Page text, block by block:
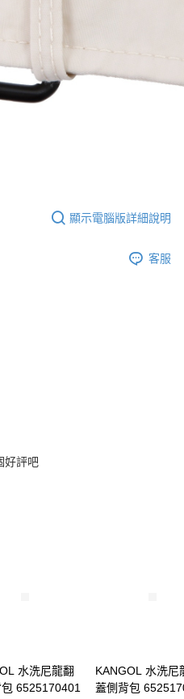
顯示電腦版詳細說明
客服
好評吧
水洗尼龍翻
6525170401
KANGOL 水洗尼
蓋側背包